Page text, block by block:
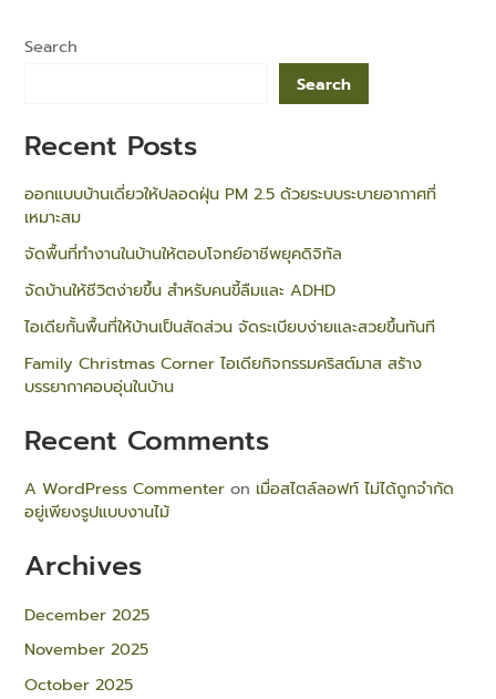
Search
Search
Recent Posts
ออกแบบบ้านเดี่ยวให้ปลอดฝุ่น PM 2.5 ด้วยระบบระบายอากาศที่
เหมาะสม
จัดพื้นที่ทำงานในบ้านให้ตอบโจทย์อาชีพยุคดิจิทัล
จัดบ้านให้ชีวิตง่ายขึ้น สำหรับคนขี้ลืมและ ADHD
ไอเดียกั้นพื้นที่ให้บ้านเป็นสัดส่วน จัดระเบียบง่ายและสวยขึ้นทันที
Family Christmas Corner ไอเดียกิจกรรมคริสต์มาส สร้าง
บรรยากาศอบอุ่นในบ้าน
Recent Comments
A WordPress Commenter on เมื่อสไตล์ลอฟท์ ไม่ได้ถูกจำกัด
อยู่เพียงรูปแบบงานไม้
Archives
December 2025
November 2025
October 2025